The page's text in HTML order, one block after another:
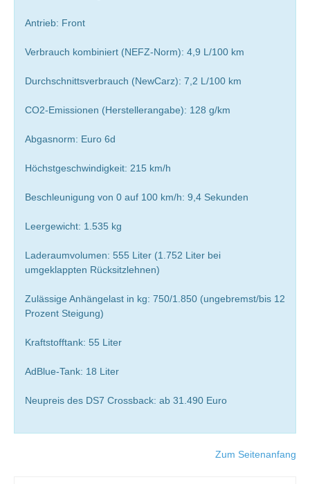
Antrieb: Front
Verbrauch kombiniert (NEFZ-Norm): 4,9 L/100 km
Durchschnittsverbrauch (NewCarz): 7,2 L/100 km
CO2-Emissionen (Herstellerangabe): 128 g/km
Abgasnorm: Euro 6d
Höchstgeschwindigkeit: 215 km/h
Beschleunigung von 0 auf 100 km/h: 9,4 Sekunden
Leergewicht: 1.535 kg
Laderaumvolumen: 555 Liter (1.752 Liter bei
umgeklappten Rücksitzlehnen)
Zulässige Anhängelast in kg: 750/1.850 (ungebremst/bis 12
Prozent Steigung)
Kraftstofftank: 55 Liter
AdBlue-Tank: 18 Liter
Neupreis des DS7 Crossback: ab 31.490 Euro
Zum Seitenanfang